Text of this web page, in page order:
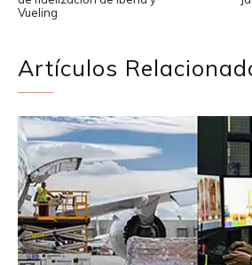
Vueling
Artículos